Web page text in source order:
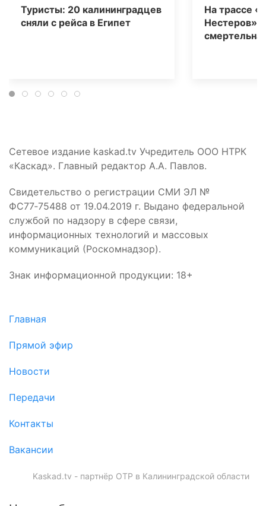
Туристы: 20 калининградцев
сняли с рейса в Египет
На трассе
Нестеров»
Сетевое издание kaskad.tv Учредитель ООО НТРК
«Каскад». Главный редактор А.А. Павлов.
Свидетельство о регистрации СМИ ЭЛ №
ФС77‑75488 от 19.04.2019 г. Выдано федеральной
службой по надзору в сфере связи,
информационных технологий и массовых
коммуникаций (Роскомнадзор).
Знак информационной продукции: 18+
Главная
Прямой эфир
Новости
Передачи
Контакты
Вакансии
Kaskad.tv - партнёр ОТР в Калининградской области